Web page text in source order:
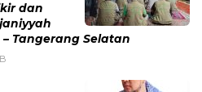
dan
Tangerang Selatan